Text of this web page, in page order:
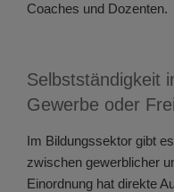
Coaches und Dozenten.
Selbstständigkeit
Gewerbe oder
Im Bildungssektor gibt
zwischen gewerblicher
Einordnung hat direkte